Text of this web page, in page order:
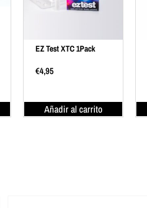
EZ Test XTC 1Pack
€4,95
Añadir al carrito